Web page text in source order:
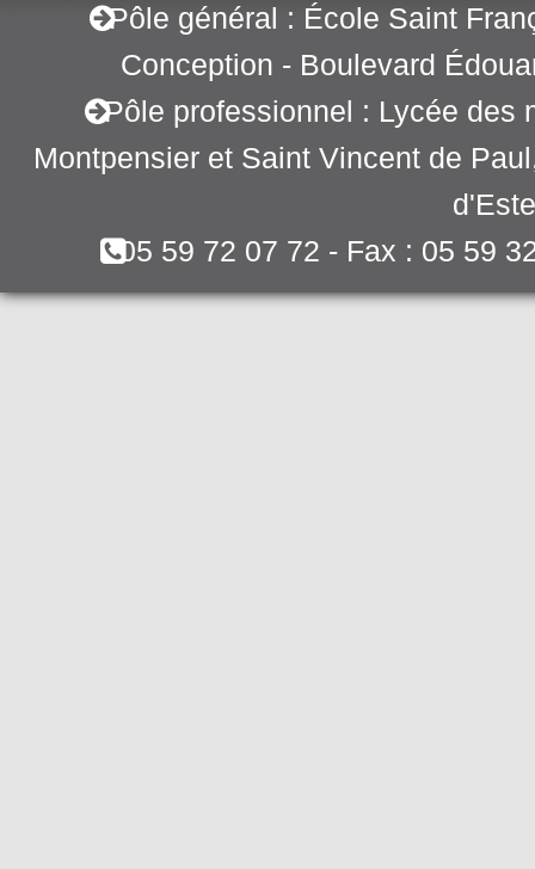
Pôle général : École Saint
Conception - Boulevard
Pôle professionnel : Lycée des
Montpensier et Saint Vincent de
05 59 72 07 72 - Fax : 05 59